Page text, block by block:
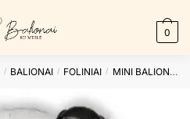
0
/ BALIONAI / FOLINIAI / MINI BALIONAI